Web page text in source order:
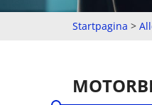
Startpagina >